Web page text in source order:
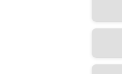
شهریار_ صباشهر_ ابتدای بلوار تاجیک